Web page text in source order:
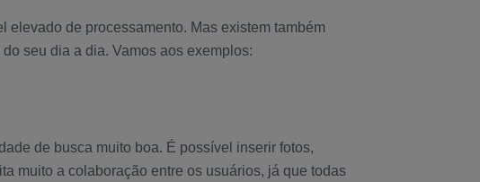
de processamento. Mas existem também
seu dia a dia. Vamos aos exemplos:
de busca muito boa. É possível inserir fotos,
muito a colaboração entre os usuários, já que todas